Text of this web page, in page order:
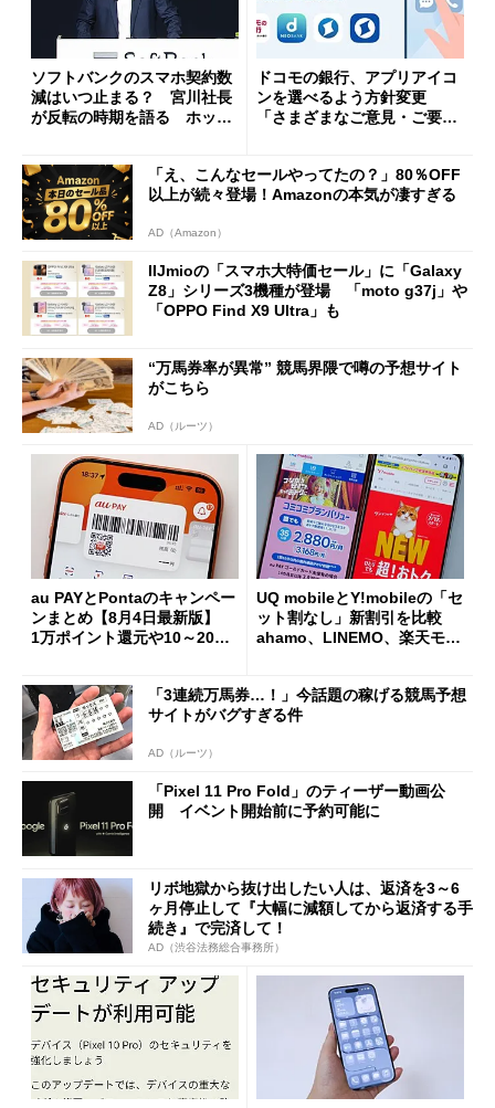
ソフトバンクのスマホ契約数
減はいつ止まる？ 宮川社長
が反転の時期を語る ホッピ
ドコモの銀行、アプリアイコ
ンを選べるよう方針変更
「さまざまなご意見・ご要望
「え、こんなセールやってたの？」80％OFF
以上が続々登場！Amazonの本気が凄すぎる
AD（Amazon）
IIJmioの「スマホ大特価セール」に「Galaxy
Z8」シリーズ3機種が登場 「moto g37j」や
「OPPO Find X9 Ultra」も
“万馬券率が異常” 競馬界隈で噂の予想サイト
がこちら
AD（ルーツ）
au PAYとPontaのキャンペー
ンまとめ【8月4日最新版】
1万ポイント還元や10～20％
UQ mobileとY!mobileの「セ
ット割なし」新割引を比較
ahamo、LINEMO、楽天モバ
「3連続万馬券…！」今話題の稼げる競馬予想
サイトがバグすぎる件
AD（ルーツ）
「Pixel 11 Pro Fold」のティーザー動画公
開 イベント開始前に予約可能に
リボ地獄から抜け出したい人は、返済を3～6
ヶ月停止して『大幅に減額してから返済する手
続き』で完済して！
AD（渋谷法務総合事務所）